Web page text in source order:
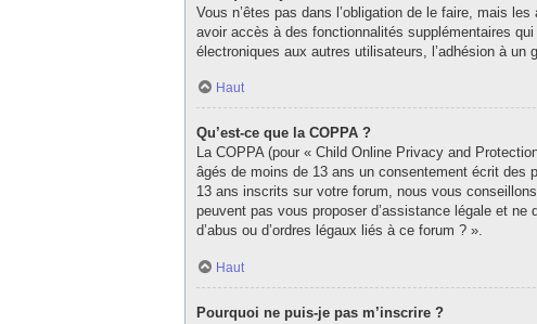
Vous n’êtes pas dans l’obligation de le faire, mais
avoir accès à des fonctionnalités supplémentaires
électroniques aux autres utilisateurs, l’adhésion à un
Haut
Qu’est-ce que la COPPA ?
La COPPA (pour « Child Online Privacy and
âgés de moins de 13 ans un consentement écrit des
13 ans inscrits sur votre forum, nous vous
peuvent pas vous proposer d’assistance légale et
d’abus ou d’ordres légaux liés à ce forum ? ».
Haut
Pourquoi ne puis-je pas m’inscrire ?